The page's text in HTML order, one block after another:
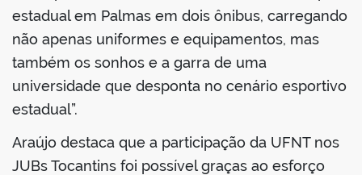
estadual em Palmas em dois ônibus, carregando
não apenas uniformes e equipamentos, mas
também os sonhos e a garra de uma
universidade que desponta no cenário esportivo
estadual”.
Araújo destaca que a participação da UFNT nos
JUBs Tocantins foi possível graças ao esforço